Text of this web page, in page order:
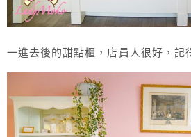
一進去後的甜點櫃，店員人很好，記